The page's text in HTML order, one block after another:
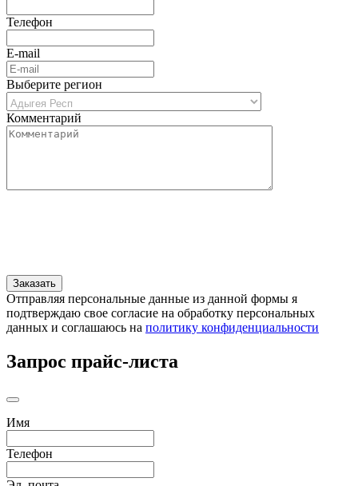
Телефон
E-mail
Выберите регион
Комментарий
Отправляя персональные данные из данной формы я
подтверждаю свое согласие на обработку персональных
данных и соглашаюсь на политику конфиденциальности
Запрос прайс-листа
Имя
Телефон